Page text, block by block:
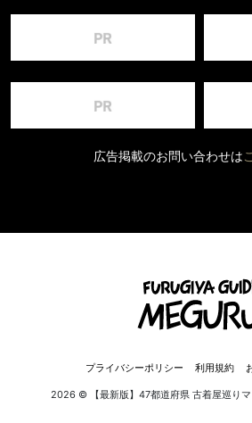
広告掲載のお問い合わせは
プライバシーポリシー 利用規約
2026 © 【最新版】47都道府県 古着屋巡りマ